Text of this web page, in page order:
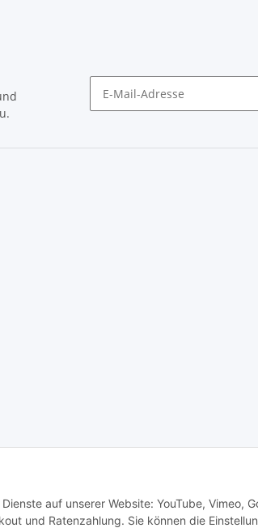
auf unserer Website: YouTube, Vimeo,
und Ratenzahlung. Sie können die